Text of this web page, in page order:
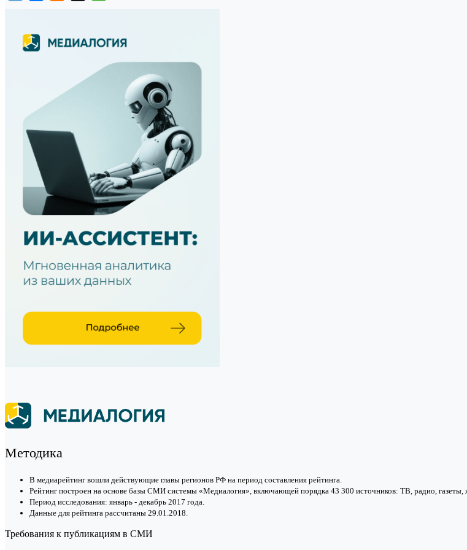
Методика
В медиарейтинг вошли действующие главы регионов РФ на период составления рейтинга.
Рейтинг построен на основе базы СМИ системы «Медиалогия», включающей порядка 43 300 источников: ТВ, радио,
Период исследования: январь - декабрь 2017 года.
Данные для рейтинга рассчитаны 29.01.2018.
Требования к публикациям в СМИ